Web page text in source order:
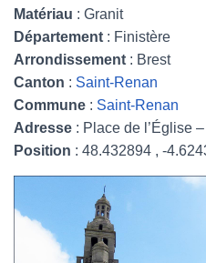
Matériau : Granit
Département : Finistère
Arrondissement : Brest
Canton : Saint-Renan
Commune : Saint-Renan
Adresse : Place de l’Église
Position : 48.432894 , -